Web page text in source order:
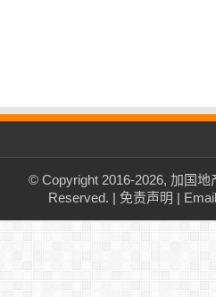
© Copyright 2016-2026, 加国地
Reserved. | 免责声明 |